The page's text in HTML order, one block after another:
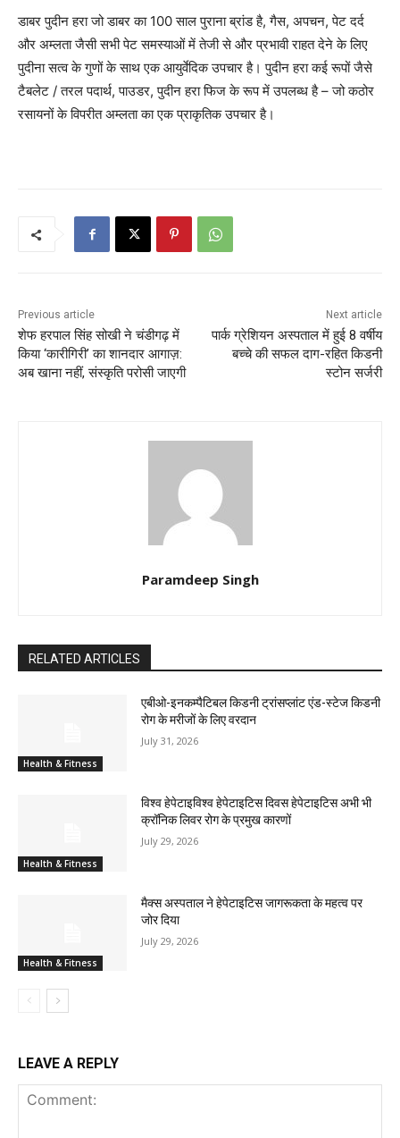
डाबर पुदीन हरा जो डाबर का 100 साल पुराना ब्रांड है, गैस, अपचन, पेट दर्द
और अम्लता जैसी सभी पेट समस्याओं में तेजी से और प्रभावी राहत देने के लिए
पुदीना सत्व के गुणों के साथ एक आयुर्वेदिक उपचार है। पुदीन हरा कई रूपों जैसे
टैबलेट / तरल पदार्थ, पाउडर, पुदीन हरा फिज के रूप में उपलब्ध है – जो कठोर
रसायनों के विपरीत अम्लता का एक प्राकृतिक उपचार है।
Previous article
शेफ हरपाल सिंह सोखी ने चंडीगढ़ में
किया ‘कारीगिरी’ का शानदार आगाज़:
अब खाना नहीं, संस्कृति परोसी जाएगी
Next article
पार्क ग्रेशियन अस्पताल में हुई 8 वर्षीय
बच्चे की सफल दाग-रहित किडनी
स्टोन सर्जरी
Paramdeep Singh
RELATED ARTICLES
Health & Fitness
एबीओ-इनकम्पैटिबल किडनी ट्रांसप्लांट एंड-स्टेज किडनी
रोग के मरीजों के लिए वरदान
July 31, 2026
Health & Fitness
विश्व हेपेटाइविश्व हेपेटाइटिस दिवस हेपेटाइटिस अभी भी
क्रॉनिक लिवर रोग के प्रमुख कारणों
July 29, 2026
Health & Fitness
मैक्स अस्पताल ने हेपेटाइटिस जागरूकता के महत्व पर
जोर दिया
July 29, 2026
LEAVE A REPLY